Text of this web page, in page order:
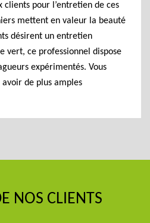
clients pour l’entretien de ces
mettent en valeur la beauté
désirent un entretien
vert, ce professionnel dispose
expérimentés. Vous
de plus amples
NOS CLIENTS